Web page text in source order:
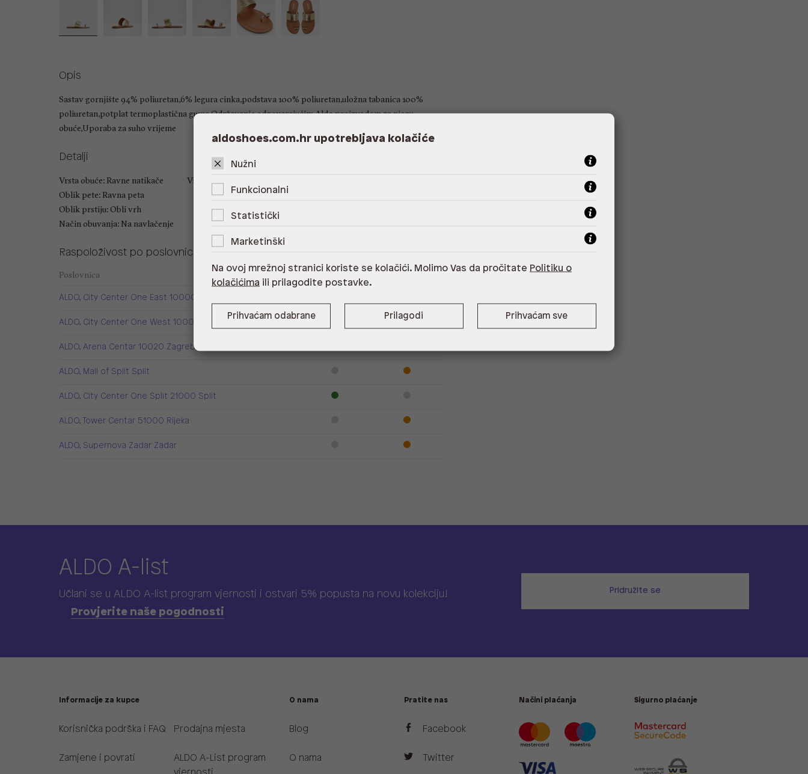
Opis
Sastav gornjište 94% poliuretan,6% legura cinka,podstava 100% poliuretan,uložna tabanica 100%
poliuretan,potplat termoplastična guma,Održavanje odgovarajućim Aldo proizvodom za njegu
obuće,Uporaba za suho vrijeme
Detalji
Vrsta obuće: Ravne natikače
Oblik pete: Ravna peta
Oblik prstiju: Obli vrh
Način obuvanja: Na navlačenje
Visina pete: 1.27 cm
Raspoloživost po poslovnicama
Poslovnica Dostupno Na upit
ALDO, City Center One East 10000 Zagreb
ALDO, City Center One West 10000 Zagreb
ALDO, Arena Centar 10020 Zagreb
ALDO, Mall of Split Split
ALDO, City Center One Split 21000 Split
ALDO, Tower Centar 51000 Rijeka
ALDO, Supernova Zadar Zadar
ALDO A-list
Učlani se u ALDO A-list program vjernosti i ostvari 5% popusta na novu kolekciju!
Provjerite naše pogodnosti
Pridružite se
Informacije za kupce
Korisnička podrška i FAQ
Zamjene i povrati
Prodajna mjesta
ALDO A-List program
O nama
Blog
O nama
Pratite nas
Facebook
Twitter
Načini plaćanja Sigurno plaćanje
aldoshoes.com.hr upotrebljava kolačiće
Nužni
Funkcionalni
Statistički
Marketinški
Na ovoj mrežnoj stranici koriste se kolačići. Molimo Vas da pročitate Politiku o
kolačićima ili prilagodite postavke.
Prihvaćam odabrane Prilagodi Prihvaćam sve